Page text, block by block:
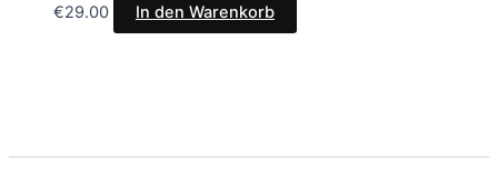
€29.00 In den Warenkorb